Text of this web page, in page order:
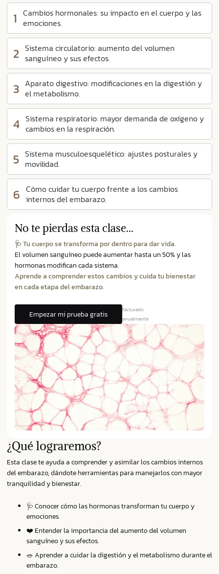
1 Cambios hormonales: su impacto en el cuerpo y las
emociones.
2 Sistema circulatorio: aumento del volumen
sanguíneo y sus efectos.
3 Aparato digestivo: modificaciones en la digestión y
el metabolismo.
4 Sistema respiratorio: mayor demanda de oxígeno y
cambios en la respiración.
5 Sistema musculoesquelético: ajustes posturales y
movilidad.
6 Cómo cuidar tu cuerpo frente a los cambios
internos del embarazo.
No te pierdas esta clase...
🩺Tu cuerpo se transforma por dentro para dar vida.
El volumen sanguíneo puede aumentar hasta un 50% y las
hormonas modifican cada sistema.
Aprende a comprender estos cambios y cuida tu bienestar
en cada etapa del embarazo.
Empezar mi prueba gratis
Facturado
anualmente
¿Qué lograremos?
Esta clase te ayuda a comprender y asimilar los cambios internos
del embarazo, dándote herramientas para manejarlos con mayor
tranquilidad y bienestar.
🩺 Conocer cómo las hormonas transforman tu cuerpo y
emociones.
❤️ Entender la importancia del aumento del volumen
sanguíneo y sus efectos.
🥗 Aprender a cuidar la digestión y el metabolismo durante el
embarazo.